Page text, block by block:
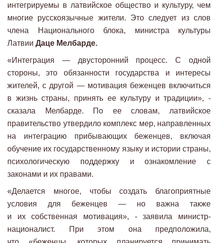
интегрируемы в латвийское общество и культуру, чем
многие русскоязычные жители. Это следует из слов
члена Национального блока, министра культуры
Латвии Даце Мелбарде.
«Интеграция — двусторонний процесс. С одной
стороны, это обязанности государства и интересы
жителей, с другой — мотивация беженцев включиться
в жизнь страны, принять ее культуру и традиции», -
сказала Мелбарде. По ее словам, латвийское
правительство утвердило комплекс мер, направленных
на интеграцию прибывающих беженцев, включая
обучение их государственному языку и истории страны,
психологическую поддержку и ознакомление с
законами и их правами.
«Делается многое, чтобы создать благоприятные
условия для беженцев — но важна также
и их собственная мотивация», - заявила министр-
националист. При этом она предположила,